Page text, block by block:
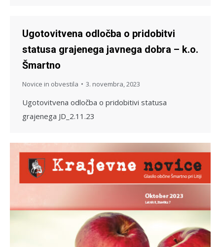
Ugotovitvena odločba o pridobitvi
statusa grajenega javnega dobra – k.o.
Šmartno
Novice in obvestila 3. novembra, 2023
Ugotovitvena odločba o pridobitivi statusa
grajenega JD_2.11.23